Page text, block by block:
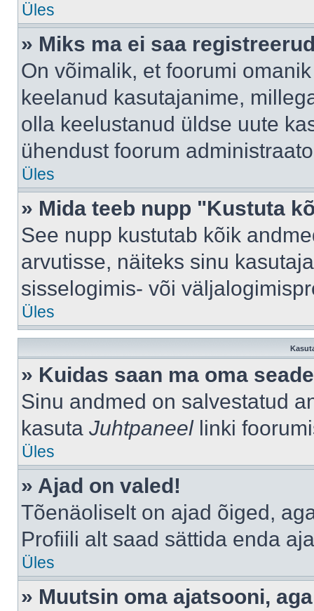
Üles
» Miks ma ei saa
On võimalik, et foorumi
keelanud kasutajanime,
olla keelustanud üldse uute
ühendust foorum
Üles
» Mida teeb nupp "Kustuta
See nupp kustutab kõik
arvutisse, näiteks sinu
sisselogimis- või
Üles
» Kuidas saan ma oma
Sinu andmed on salvestatud
kasuta Juhtpaneellinki
Üles
» Ajad on valed!
Tõenäoliselt on ajad õiged,
Profiili alt saad sättida enda
Üles
» Muutsin oma ajatsooni,